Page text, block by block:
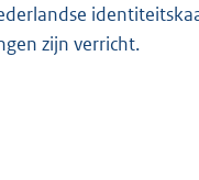
zijn verricht.